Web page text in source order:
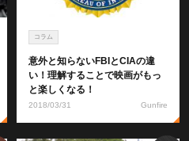
コラム
意外と知らないFBIとCIAの違
い！理解することで映画がもっ
と楽しくなる！
2018/03/31 Gunfire